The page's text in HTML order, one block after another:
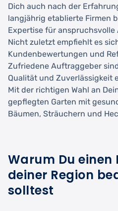
Dich auch nach der
langjährig etablierte Firmen
Expertise für anspruchsvolle
Nicht zuletzt empfiehlt es
Kundenbewertungen und
Zufriedene Auftraggeber
Qualität und Zuverlässigkeit
Mit der richtigen Wahl an
gepflegten Garten mit
Bäumen, Sträuchern und
Warum Du
deiner Region
solltest